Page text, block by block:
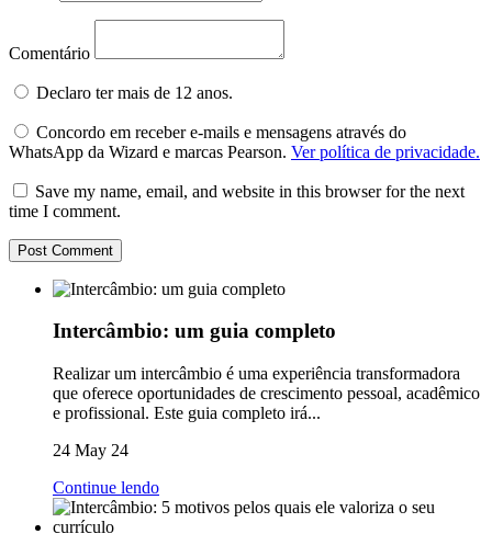
Comentário
Declaro ter mais de 12 anos.
Concordo em receber e-mails e mensagens através do
WhatsApp da Wizard e marcas Pearson. Ver política de privacidade.
Save my name, email, and website in this browser for the next
time I comment.
Intercâmbio: um guia completo
Realizar um intercâmbio é uma experiência transformadora
que oferece oportunidades de crescimento pessoal, acadêmico
e profissional. Este guia completo irá...
24 May 24
Continue lendo